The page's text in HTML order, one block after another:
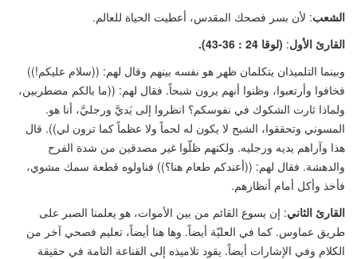
الشعب: لأن بسر فصحك المقدس، أعطيت الحياة للعالم.
القارئ الأول: (لوقا 24 : 36-43 )
.
وبينما التلميذان يتكلمان ظهر هو نفسه بينهم وقال لهم: ((سلام عليكم!))
فخافوا وأرتعبوا، وظنوا أنهم يرون شبحاً. فقال لهم: ((ما بالكم مضطربين،
ولماذا ثارت الشكوك في نفوسكم؟ انظروا إلى يَديَّ ورجليَّ، أنا هو.
المسوني وتحققوا، الشبح لا يكون له لحماً ولا عظماً كما ترون لي)). قال
هذا وآراهم يديه ورجليه. ولكنهم ظلّوا غير مصدقين من شدة الفرح
والدهشة. فقال لهم: ((أعندكم طعام هنا؟)) فناولوه قطعة سمك مشوي،
فأخذ وأكل أمام أنظارهم.
القارئ الثاني: إن يسوع القائم من بين الأموات، هو يعلمنا الصبر على
طريق عماوس. كما في العليّة أيضاً. وها هنا أيضاً، تعليم فصحي آخر من
الكلام وفي الإشارات أيضاً. يقود تلاميذه إلى القناعة التامة في حقيقة